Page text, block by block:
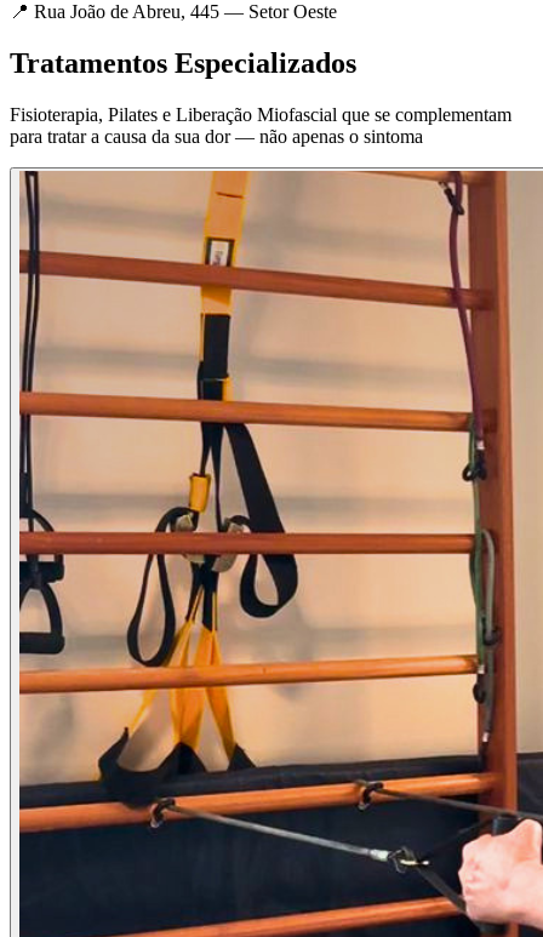
📍 Rua João de Abreu, 445 — Setor Oeste
Tratamentos Especializados
Fisioterapia, Pilates e Liberação Miofascial que se complementam
para tratar a causa da sua dor — não apenas o sintoma